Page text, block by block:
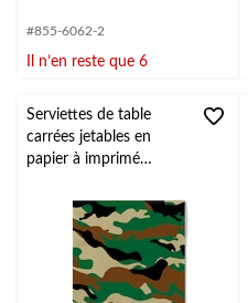
#855-6062-2
Il n’en reste que 6
Serviettes de table
carrées jetables en
papier à imprimé
d'anniversaire,
multicolore, 3
épaisseurs, 6,5 po, paq.